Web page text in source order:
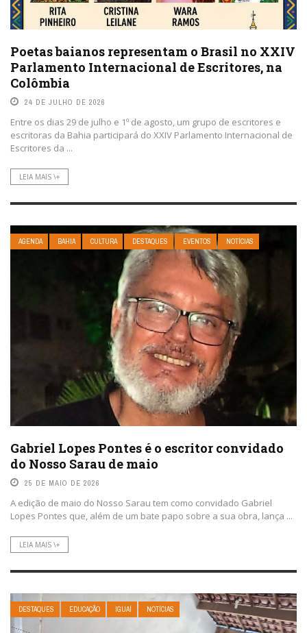
Poetas baianos representam o Brasil no XXIV
Parlamento Internacional de Escritores, na
Colômbia
24 DE JULHO DE 2026
Entre os dias 29 de julho e 1º de agosto, um grupo de escritores e
escritoras da Bahia participará do XXIV Parlamento Internacional de
Escritores da ...
LEIA MAIS \+
AGENDA BAHIA CULTURA DESTAQUES EVENTOS NOTÍCIAS
Gabriel Lopes Pontes é o escritor convidado
do Nosso Sarau de maio
25 DE MAIO DE 2026
A edição de maio do Nosso Sarau tem como convidado Gabriel
Lopes Pontes que, além de um bate papo sobre a sua obra, lança ...
LEIA MAIS \+
DESTAQUES EDUCAÇÃO IGUAÍ NOTÍCIAS